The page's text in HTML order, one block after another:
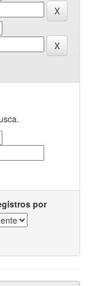
por